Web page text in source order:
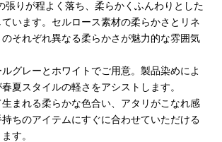
張りが程よく落ち、柔らかくふんわりとした
います。セルロース素材の柔らかさとリネ
それぞれ異なる柔らかさが魅力的な雰囲気
グレーとホワイトでご用意。製品染めによ
夏スタイルの軽さをアシストします。
まれる柔らかな色合い、アタリがこなれ感
ちのアイテムにすぐに合わせていただける
す。